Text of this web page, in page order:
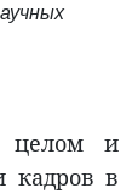
целом и
кадров в